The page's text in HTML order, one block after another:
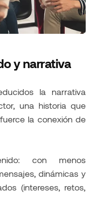
y narrativa
la narrativa
una historia que
la conexión de
con menos
dinámicas y
(intereses, retos,